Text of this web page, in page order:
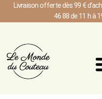
Livraison offerte dès 99 €
46 88 de 11 h à